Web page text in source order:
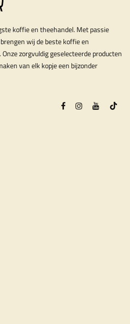
koffie en theehandel. Met passie
wij de beste koffie en
zorgvuldig geselecteerde producten
van elk kopje een bijzonder